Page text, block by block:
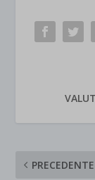
PRECEDENTE